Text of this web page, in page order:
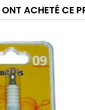
ACHETÉ CE